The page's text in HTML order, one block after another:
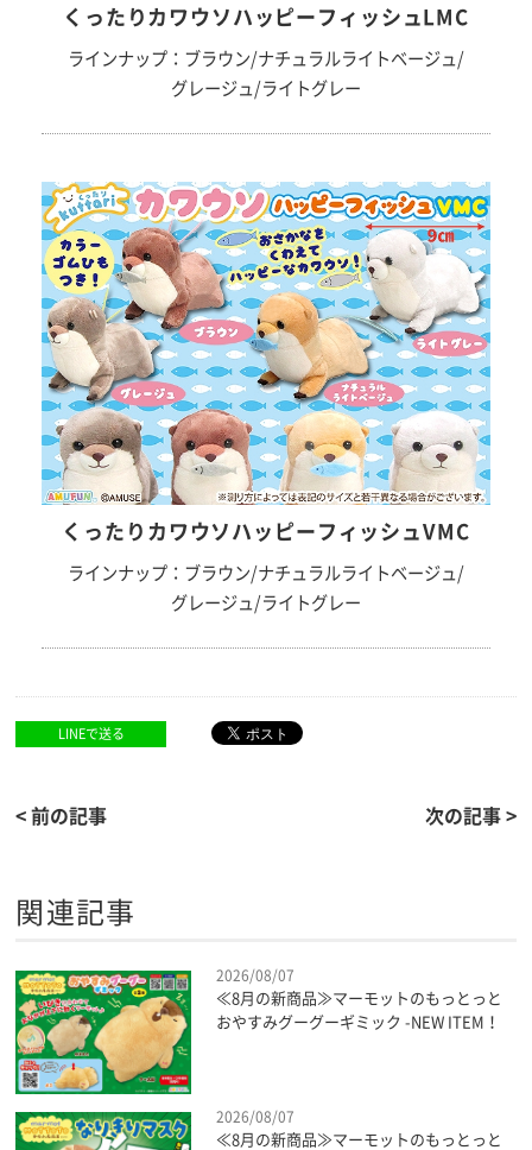
くったりカワウソハッピーフィッシュLMC
ラインナップ：ブラウン/ナチュラルライトベージュ/
グレージュ/ライトグレー
くったりカワウソハッピーフィッシュVMC
ラインナップ：ブラウン/ナチュラルライトベージュ/
グレージュ/ライトグレー
LINEで送る
< 前の記事 次の記事 >
関連記事
2026/08/07
≪8月の新商品≫マーモットのもっとっと
おやすみグーグーギミック -NEW ITEM！
2026/08/07
≪8月の新商品≫マーモットのもっとっと